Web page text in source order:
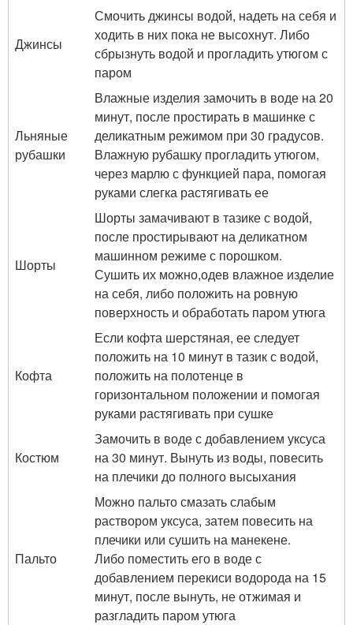
Джинсы
Смочить джинсы водой, надеть на себя и
ходить в них пока не высохнут. Либо
сбрызнуть водой и прогладить утюгом с
паром
Льняные
рубашки
Влажные изделия замочить в воде на 20
минут, после простирать в машинке с
деликатным режимом при 30 градусов.
Влажную рубашку прогладить утюгом,
через марлю с функцией пара, помогая
руками слегка растягивать ее
Шорты
Шорты замачивают в тазике с водой,
после простирывают на деликатном
машинном режиме с порошком.
Сушить их можно,одев влажное изделие
на себя, либо положить на ровную
поверхность и обработать паром утюга
Кофта
Если кофта шерстяная, ее следует
положить на 10 минут в тазик с водой,
положить на полотенце в
горизонтальном положении и помогая
руками растягивать при сушке
Костюм
Замочить в воде с добавлением уксуса
на 30 минут. Вынуть из воды, повесить
на плечики до полного высыхания
Пальто
Можно пальто смазать слабым
раствором уксуса, затем повесить на
плечики или сушить на манекене.
Либо поместить его в воде с
добавлением перекиси водорода на 15
минут, после вынуть, не отжимая и
разгладить паром утюга